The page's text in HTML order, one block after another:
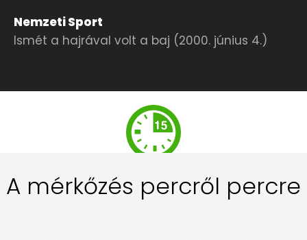
Nemzeti Sport
Ismét a hajrával volt a baj (2000. június 4.)
A mérkőzés percről percre